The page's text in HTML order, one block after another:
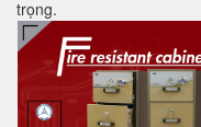
trọng.